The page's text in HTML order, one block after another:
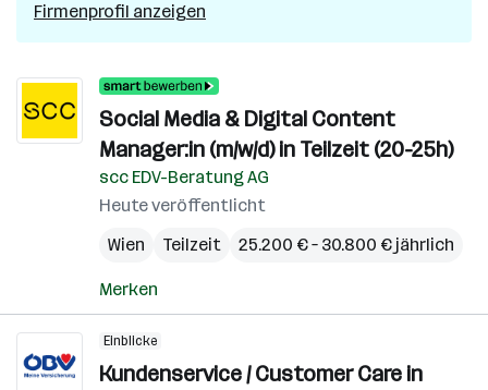
Firmenprofil anzeigen
Social Media & Digital Content
Manager:in (m/w/d) in Teilzeit (20-25h)
scc EDV-Beratung AG
Heute veröffentlicht
Wien
Teilzeit 25.200 € – 30.800 € jährlich
Merken
Einblicke
Kundenservice / Customer Care in